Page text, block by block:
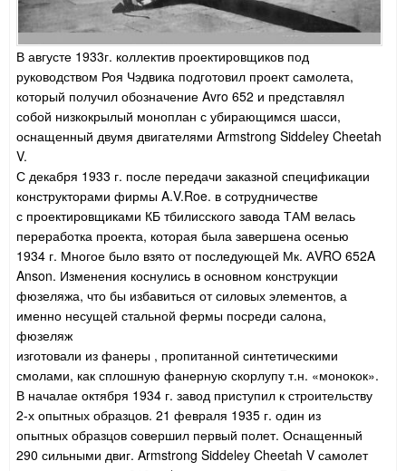
В августе 1933г. коллектив проектировщиков под
руководством Роя Чэдвика подготовил проект самолета,
который получил обозначение Avro 652 и представлял
собой низкокрылый моноплан с убирающимся шасси,
оснащенный двумя двигателями Armstrong Siddеley Cheetah
V.
С декабря 1933 г. после передачи заказной спецификации
конструкторами фирмы A.V.Roe. в сотрудничестве
с проектировщиками КБ тбилисского завода ТАМ велась
переработка проекта, которая была завершена осенью
1934 г. Многое было взято от последующей Мк. АVRO 652A
Anson. Изменения коснулись в основном конструкции
фюзеляжа, что бы избавиться от силовых элементов, а
именно несущей стальной фермы посреди салона,
фюзеляж
изготовали из фанеры , пропитанной синтетическими
смолами, как сплошную фанерную скорлупу т.н. «монокок».
В началае октября 1934 г. завод приступил к строительству
2-х опытных образцов. 21 февраля 1935 г. один из
опытных образцов совершил первый полет. Оснащенный
290 сильными двиг. Armstrong Siddeley Cheetah V самолет